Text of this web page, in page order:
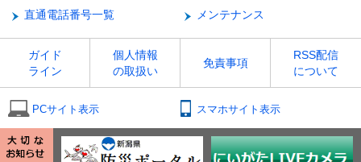
直通電話番号一覧
メンテナンス
ガイド
ライン
個人情報
の取扱い
免責事項
RSS配信
について
PCサイト表示 スマホサイト表示